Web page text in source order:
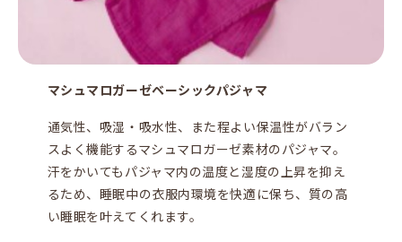
マシュマロガーゼベーシックパジャマ
通気性、吸湿・吸水性、また程よい保温性がバラン
スよく機能するマシュマロガーゼ素材のパジャマ。
汗をかいてもパジャマ内の温度と湿度の上昇を抑え
るため、睡眠中の衣服内環境を快適に保ち、質の高
い睡眠を叶えてくれます。